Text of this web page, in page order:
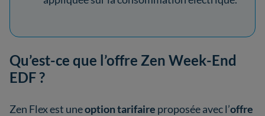
Qu’est-ce que l’offre Zen Week-End
EDF ?
Zen Flex est uneoption tarifaire proposée avec l’offre